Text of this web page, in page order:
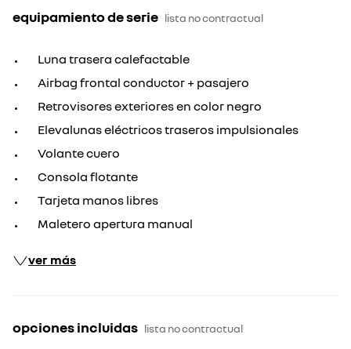
equipamiento de serie lista no contractual
Luna trasera calefactable
Airbag frontal conductor + pasajero
Retrovisores exteriores en color negro
Elevalunas eléctricos traseros impulsionales
Volante cuero
Consola flotante
Tarjeta manos libres
Maletero apertura manual
ver más
opciones incluidas lista no contractual